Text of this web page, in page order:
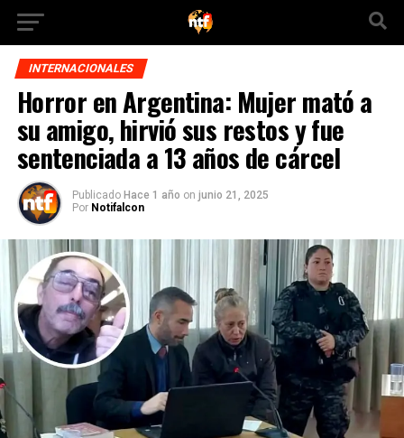
INTERNACIONALES
Horror en Argentina: Mujer mató a
su amigo, hirvió sus restos y fue
sentenciada a 13 años de cárcel
Publicado Hace 1 año on junio 21, 2025
Por Notifalcon